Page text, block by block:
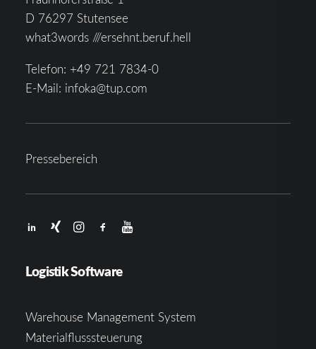
D 76297 Stutensee
what3words ///ersehnt.beruf.hell
Telefon: +49 721 7834-0
E-Mail: infoka@tup.com
Pressebereich
Logistik Software
Warehouse Management System
Materialflusssteuerung